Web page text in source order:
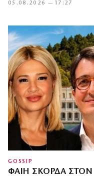
05.08.2026 — 17:27
GOSSIP
ΦΑΊΗ ΣΚΟΡΔΆ